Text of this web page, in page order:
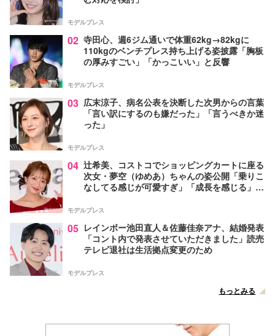
モデルプレス
02 寺田心、週6ジム通いで体重62kg→82kgに
110kgのベンチプレス持ち上げる姿披露「胸板
の厚みすごい」「かっこいい」と反響
モデルプレス
03 広末涼子、病名公表を決断した次男からの言葉
「言い訳にするのも嫌だった」「言うべきか迷
った」
モデルプレス
04 辻希美、コストコでショッピングカートに座る
次女・夢空（ゆめあ）ちゃんの姿公開「乗りこ
なしてる感じが可愛すぎ」「成長を感じる」の
モデルプレス
05 レインボー池田直人＆佐藤佳奈アナ、結婚発表
「コント内で発表させていただきました」読売
テレビ退社は生活拠点変更のため
モデルプレス
もっとみる